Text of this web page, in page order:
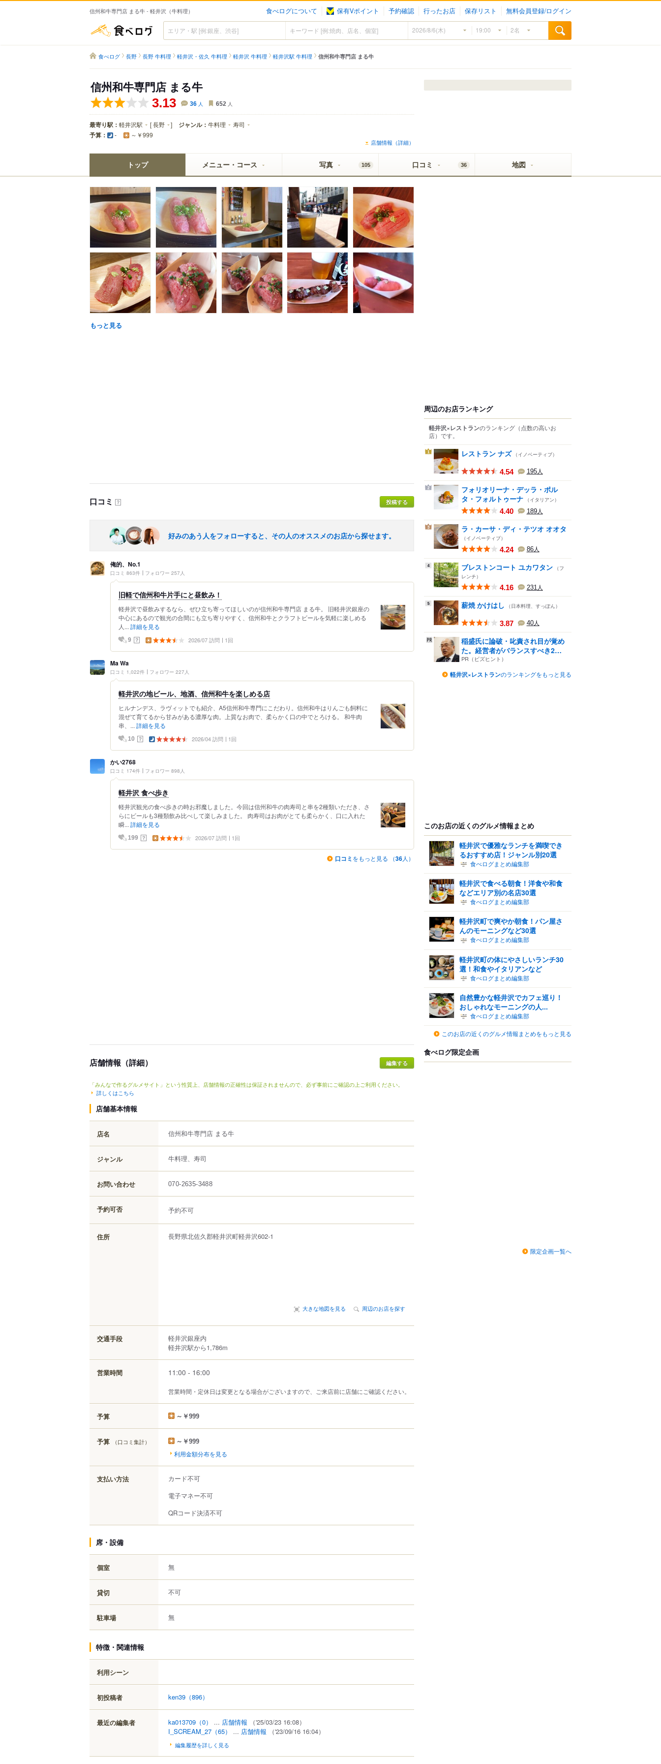
信州和牛専門店 まる牛 - 軽井沢（牛料理） 食べログについて 保有Vポイント 予約確認 行ったお店 保存リスト 無料会員登録/ログイン
食べログ
食べログ 長野 長野 牛料理 軽井沢・佐久 牛料理 軽井沢 牛料理 軽井沢駅 牛料理 信州和牛専門店 まる牛
信州和牛専門店 まる牛
3.13 36 人 652 人
最寄り駅： 軽井沢駅 [長野 ] ジャンル： 牛料理 寿司
予算： - ～￥999
店舗情報（詳細）
トップ メニュー・コース 写真 105 口コミ 36 地図
もっと見る
口コミ ？ 投稿する
好みのあう人をフォローすると、その人のオススメのお店から探せます。
俺的、No.1
口コミ 863件 フォロワー 257人
旧軽で信州和牛片手にと昼飲み！
軽井沢で昼飲みするなら、ぜひ立ち寄ってほしいのが信州和牛専門店 まる牛。 旧軽井沢銀座の
中心にあるので観光の合間にも立ち寄りやすく、信州和牛とクラフトビールを気軽に楽しめる
人... 詳細を見る
9 ？ 2026/07 訪問 1回
Ma Wa
口コミ 1,022件 フォロワー 227人
軽井沢の地ビール、地酒、信州和牛を楽しめる店
ヒルナンデス、ラヴィットでも紹介、A5信州和牛専門にこだわり。信州和牛はりんごも飼料に
混ぜて育てるから甘みがある濃厚な肉。上質なお肉で、柔らかく口の中でとろける。 和牛肉
串、... 詳細を見る
10 ？ 2026/04 訪問 1回
かい2768
口コミ 174件 フォロワー 898人
軽井沢 食べ歩き
軽井沢観光の食べ歩きの時お邪魔しました。今回は信州和牛の肉寿司と串を2種類いただき、さ
らにビールも3種類飲み比べして楽しみました。 肉寿司はお肉がとても柔らかく、口に入れた
瞬... 詳細を見る
199 ？ 2026/07 訪問 1回
口コミ をもっと見る （36人）
店舗情報（詳細）
「みんなで作るグルメサイト」という性質上、店舗情報の正確性は保証されませんので、必ず事前にご確認の上ご利用ください。
詳しくはこちら
店舗基本情報
店名 信州和牛専門店 まる牛
ジャンル 牛料理、寿司
お問い合わせ 070-2635-3488
予約可否 予約不可
住所 長野県北佐久郡軽井沢町軽井沢602-1
大きな地図を見る 周辺のお店を探す
交通手段
軽井沢銀座内
軽井沢駅から1,786m
営業時間 11:00 - 16:00
営業時間・定休日は変更となる場合がございますので、ご来店前に店舗にご確認ください。
予算 ～￥999
予算 （口コミ集計） ～￥999
利用金額分布を見る
支払い方法
カード不可
電子マネー不可
QRコード決済不可
席・設備
個室 無
貸切 不可
駐車場 無
特徴・関連情報
利用シーン
初投稿者 ken39 （896）
最近の編集者 ka013709 （0） ... 店舗情報
（'25/03/23 16:08）
I_SCREAM_27 （65） ... 店舗情報 （'23/09/16 16:04）
編集履歴を詳しく見る
周辺のお店ランキング
軽井沢×レストランのランキング （点数の高いお
店） です。
1 レストラン ナズ （イノベーティブ）
4.54 195人
2
フォリオリーナ・デッラ・ポル
タ・フォルトゥーナ （イタリアン）
4.40 189人
3 ラ・カーサ・ディ・テツオ オオタ
（イノベーティブ）
4.24 86人
4 ブレストンコート ユカワタン （フ
レンチ）
4.16 231 人
5 薪焼 かけはし （日本料理、すっぽん）
3.87 40人
稲盛氏に論破・叱責され目が覚め
た。経営者がバランスすべき2
つ...
PR（ビズヒント）
軽井沢×レストランのランキングをもっと見る
このお店の近くのグルメ情報まとめ
軽井沢で優雅なランチを満喫でき
るおすすめ店！ジャンル別20選
食べログまとめ編集部
軽井沢で食べる朝食！洋食や和食
などエリア別の名店30選
食べログまとめ編集部
軽井沢町で爽やか朝食！パン屋さ
んのモーニングなど30選
食べログまとめ編集部
軽井沢町の体にやさしいランチ30
選！和食やイタリアンなど
食べログまとめ編集部
自然豊かな軽井沢でカフェ巡り！
おしゃれなモーニングの人...
食べログまとめ編集部
このお店の近くのグルメ情報まとめをもっと見る
食べログ限定企画
限定企画一覧へ